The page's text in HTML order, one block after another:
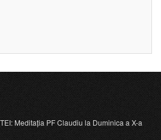
Meditația PF Claudiu la Duminica a X-a